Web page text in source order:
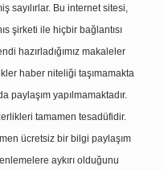
sayılırlar. Bu internet sitesi,
şirketi ile hiçbir bağlantısı
hazırladığımız makaleler
haber niteliği taşımamakta
paylaşım yapılmamaktadır.
tamamen tesadüfidir.
ücretsiz bir bilgi paylaşım
aykırı olduğunu